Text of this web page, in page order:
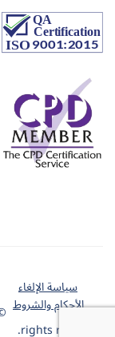
سياسة الإلغاء
الأحكام والشروط
rights reserved.